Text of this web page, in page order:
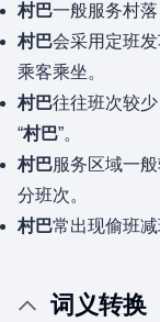
村巴一般服务村落
村巴会采用定班
乘客乘坐。
村巴往往班次较
“村巴”。
村巴服务区域一
分班次。
村巴常出现偷班减
词义转换